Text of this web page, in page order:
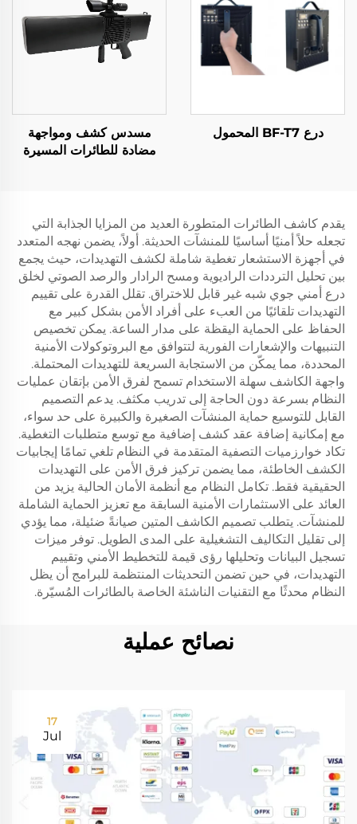
درع BF-T7 المحمول
مسدس كشف ومواجهة
مضادة للطائرات المسيرة
يقدم كاشف الطائرات المتطورة العديد من المزايا الجذابة التي
تجعله حلاً أمنيًا أساسيًا للمنشآت الحديثة. أولاً، يضمن نهجه المتعدد
في أجهزة الاستشعار تغطية شاملة لكشف التهديدات، حيث يجمع
بين تحليل الترددات الراديوية ومسح الرادار والرصد الصوتي لخلق
درع أمني جوي شبه غير قابل للاختراق. تقلل القدرة على تقييم
التهديدات تلقائيًا من العبء على أفراد الأمن بشكل كبير مع
الحفاظ على الحماية اليقظة على مدار الساعة. يمكن تخصيص
التنبيهات والإشعارات الفورية لتتوافق مع البروتوكولات الأمنية
المحددة، مما يمكّن من الاستجابة السريعة للتهديدات المحتملة.
واجهة الكاشف سهلة الاستخدام تسمح لفرق الأمن بإتقان عمليات
النظام بسرعة دون الحاجة إلى تدريب مكثف. يدعم التصميم
القابل للتوسيع حماية المنشآت الصغيرة والكبيرة على حد سواء،
مع إمكانية إضافة عقد كشف إضافية مع توسع متطلبات التغطية.
تكاد خوارزميات التصفية المتقدمة في النظام تلغي تمامًا إيجابيات
الكشف الخاطئة، مما يضمن تركيز فرق الأمن على التهديدات
الحقيقية فقط. تكامل النظام مع أنظمة الأمان الحالية يزيد من
العائد على الاستثمارات الأمنية السابقة مع تعزيز الحماية الشاملة
للمنشآت. يتطلب تصميم الكاشف المتين صيانةً ضئيلة، مما يؤدي
إلى تقليل التكاليف التشغيلية على المدى الطويل. توفر ميزات
تسجيل البيانات وتحليلها رؤى قيمة للتخطيط الأمني وتقييم
التهديدات، في حين تضمن التحديثات المنتظمة للبرامج أن يظل
النظام محدثًا مع التقنيات الناشئة الخاصة بالطائرات المُسيّرة.
نصائح عملية
17
Jul